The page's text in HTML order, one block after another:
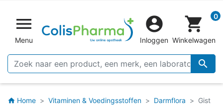

Menu


Inloggen
shopping_cart 0
Winkelwagen
home Home Vitaminen & Voedingsstoffen Darmflora Gist